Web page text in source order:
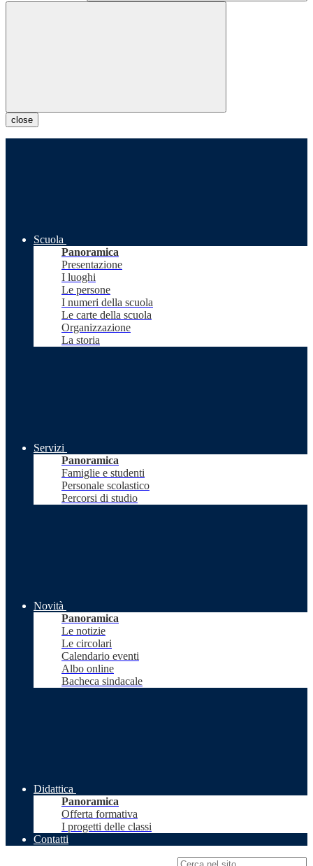
close
Scuola
Panoramica
Presentazione
I luoghi
Le persone
I numeri della scuola
Le carte della scuola
Organizzazione
La storia
Servizi
Panoramica
Famiglie e studenti
Personale scolastico
Percorsi di studio
Novità
Panoramica
Le notizie
Le circolari
Calendario eventi
Albo online
Bacheca sindacale
Didattica
Panoramica
Offerta formativa
I progetti delle classi
Contatti